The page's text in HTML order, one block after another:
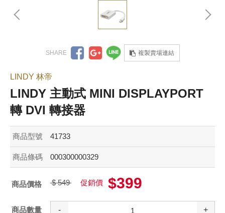
複製賣場連結
LINDY 林帝
LINDY 主動式 MINI DISPLAYPORT
轉 DVI 轉接器
商品型號 41733
商品條碼 000300000329
商品價格 $ 549 促銷價 $399
商品數量 - +